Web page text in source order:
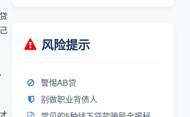
风险提示
警惕AB贷
别做职业背债人